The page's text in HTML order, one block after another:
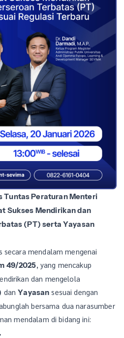
Tuntas Peraturan Menteri
Sukses Mendirikan dan
(PT) serta Yayasan
secara mendalam mengenai
49/2025, yang mencakup
dan mengelola
danYayasan sesuai dengan
bersama dua narasumber
mendalam di bidang ini: